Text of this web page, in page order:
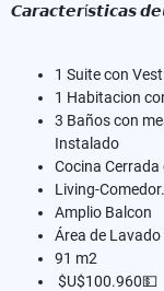
𝘾𝙖𝙧𝙖𝙘𝙩𝙚𝙧í𝙨𝙩𝙞𝙘𝙖𝙨
1 Suite con
1 Habitacion
3 Baños con
Instalado⁣
Cocina
Living-Comedor.⁣
Amplio Balcon
Área de Lavado ⁣
91 m2⁣
$U$100.960💵⁣